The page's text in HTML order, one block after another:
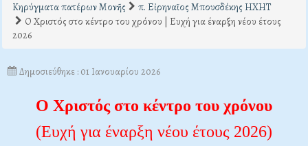
Κηρύγματα πατέρων Μονῆς
π. Εἰρηναῖος Μπουσδέκης ΗΧΗΤ
Ο Χριστός στο κέντρο του χρόνου | Ευχή για έναρξη νέου έτους
2026
Δημοσιεύθηκε : 01 Ιανουαρίου 2026
Ο Χριστός στο κέντρο του χρόνου
(Ευχή για έναρξη νέου έτους 2026)